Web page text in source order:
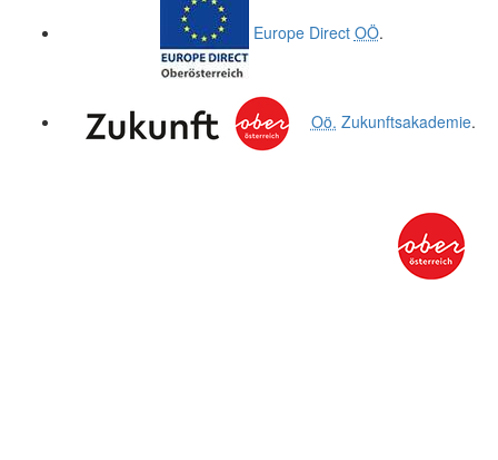
Europe Direct OÖ.
Oö. Zukunftsakademie.